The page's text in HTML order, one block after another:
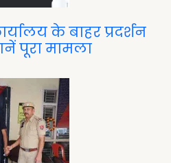
के बाहर प्रदर्शन
पूरा मामला